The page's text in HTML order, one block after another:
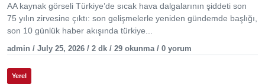
AA kaynak görseli Türkiye’de sıcak hava dalgalarının şiddeti son
75 yılın zirvesine çıktı: son gelişmelerle yeniden gündemde başlığı,
son 10 günlük haber akışında türkiye...
admin / July 25, 2026 / 2 dk / 29 okunma / 0 yorum
Yerel